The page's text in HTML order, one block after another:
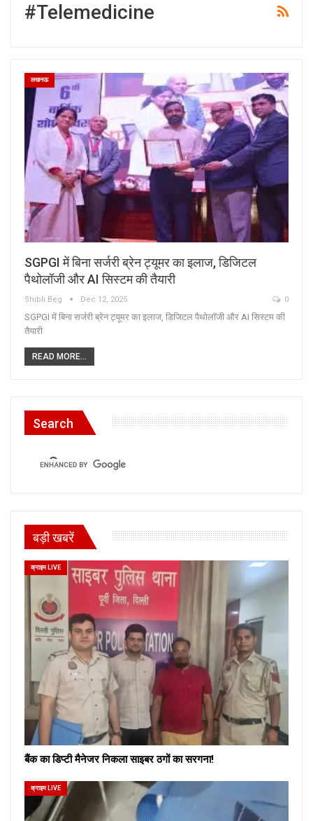
#Telemedicine
लखनऊ
SGPGI में बिना सर्जरी ब्रेन ट्यूमर का इलाज, डिजिटल
पैथोलॉजी और AI सिस्टम की तैयारी
Shibli Beg Dec 12, 2025 0
SGPGI में बिना सर्जरी ब्रेन ट्यूमर का इलाज, डिजिटल पैथोलॉजी और AI सिस्टम की
तैयारी
READ MORE...
Search
बड़ी खबरें
क्राइम LIVE
बैंक का डिप्टी मैनेजर निकला साइबर ठगों का सरगना!
क्राइम LIVE